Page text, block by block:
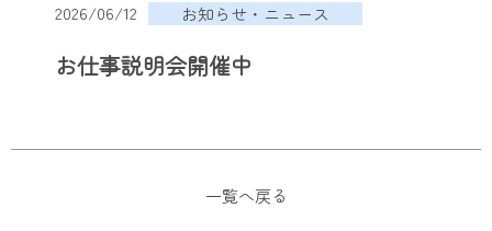
2026/06/12 お知らせ・ニュース
お仕事説明会開催中
一覧へ戻る